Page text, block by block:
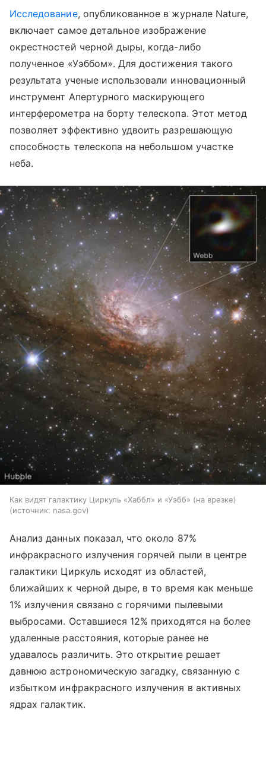
Исследование, опубликованное в журнале Nature,
включает самое детальное изображение
окрестностей черной дыры, когда-либо
полученное «Уэббом». Для достижения такого
результата ученые использовали инновационный
инструмент Апертурного маскирующего
интерферометра на борту телескопа. Этот метод
позволяет эффективно удвоить разрешающую
способность телескопа на небольшом участке
неба.
​​​​​​​Как видят галактику Циркуль «Хаббл» и «Уэбб» (на врезке)
источник: nasa.gov
Анализ данных показал, что около 87%
инфракрасного излучения горячей пыли в центре
галактики Циркуль исходят из областей,
ближайших к черной дыре, в то время как меньше
1% излучения связано с горячими пылевыми
выбросами. Оставшиеся 12% приходятся на более
удаленные расстояния, которые ранее не
удавалось различить. Это открытие решает
давнюю астрономическую загадку, связанную с
избытком инфракрасного излучения в активных
ядрах галактик.